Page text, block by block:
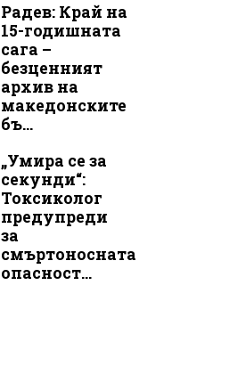
Радев: Край на
15-годишната
сага –
безценният
архив на
македонските
бъ...
„Умира се за
секунди“:
Токсиколог
предупреди
за
смъртоносната
опасност...